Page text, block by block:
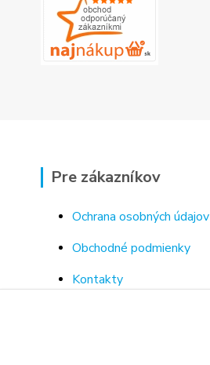
Pre zákazníkov
Ochrana osobných údajov
Obchodné podmienky
Kontakty